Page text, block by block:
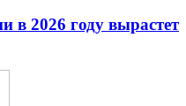
в 2026 году вырастет